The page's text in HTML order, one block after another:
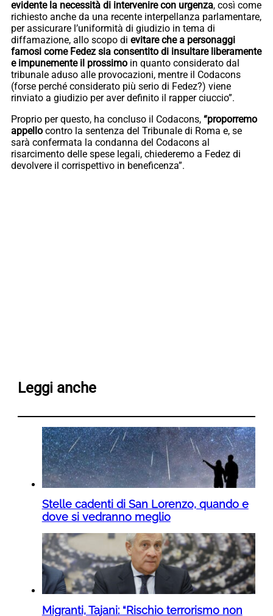
evidente la necessità di intervenire con urgenza, così come
richiesto anche da una recente interpellanza parlamentare,
per assicurare l’uniformità di giudizio in tema di
diffamazione, allo scopo di evitare che a personaggi
famosi come Fedez sia consentito di insultare liberamente
e impunemente il prossimo in quanto considerato dal
tribunale aduso alle provocazioni, mentre il Codacons
(forse perché considerato più serio di Fedez?) viene
rinviato a giudizio per aver definito il rapper ciuccio”.
Proprio per questo, ha concluso il Codacons, “proporremo
appello contro la sentenza del Tribunale di Roma e, se
sarà confermata la condanna del Codacons al
risarcimento delle spese legali, chiederemo a Fedez di
devolvere il corrispettivo in beneficenza”.
Leggi anche
Stelle cadenti di San Lorenzo, quando e
dove si vedranno meglio
Migranti, Tajani: “Rischio terrorismo non